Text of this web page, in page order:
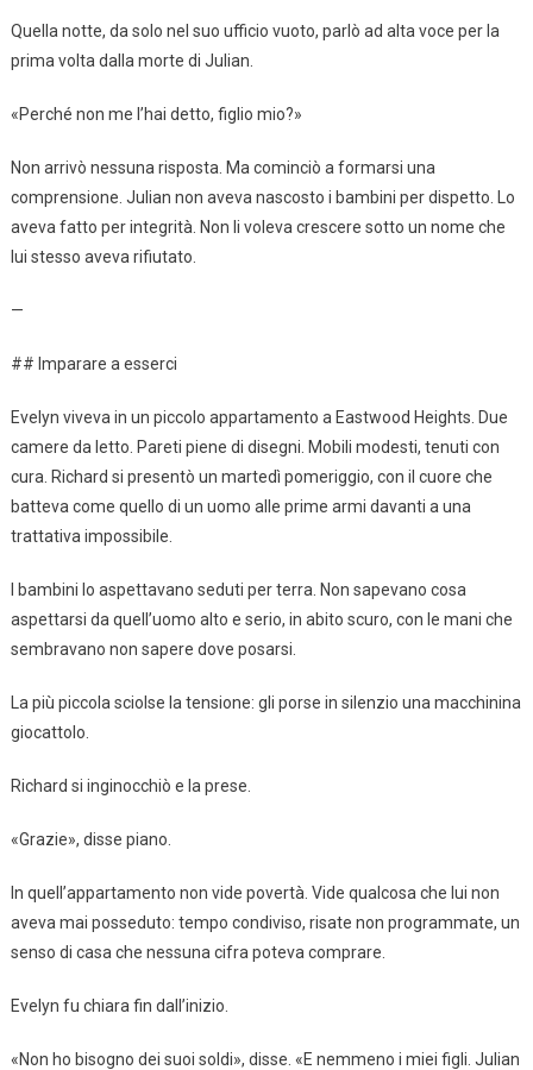
Quella notte, da solo nel suo ufficio vuoto, parlò ad alta voce per la
prima volta dalla morte di Julian.
«Perché non me l’hai detto, figlio mio?»
Non arrivò nessuna risposta. Ma cominciò a formarsi una
comprensione. Julian non aveva nascosto i bambini per dispetto. Lo
aveva fatto per integrità. Non li voleva crescere sotto un nome che
lui stesso aveva rifiutato.
—
## Imparare a esserci
Evelyn viveva in un piccolo appartamento a Eastwood Heights. Due
camere da letto. Pareti piene di disegni. Mobili modesti, tenuti con
cura. Richard si presentò un martedì pomeriggio, con il cuore che
batteva come quello di un uomo alle prime armi davanti a una
trattativa impossibile.
I bambini lo aspettavano seduti per terra. Non sapevano cosa
aspettarsi da quell’uomo alto e serio, in abito scuro, con le mani che
sembravano non sapere dove posarsi.
La più piccola sciolse la tensione: gli porse in silenzio una macchinina
giocattolo.
Richard si inginocchiò e la prese.
«Grazie», disse piano.
In quell’appartamento non vide povertà. Vide qualcosa che lui non
aveva mai posseduto: tempo condiviso, risate non programmate, un
senso di casa che nessuna cifra poteva comprare.
Evelyn fu chiara fin dall’inizio.
«Non ho bisogno dei suoi soldi», disse. «E nemmeno i miei figli. Julian